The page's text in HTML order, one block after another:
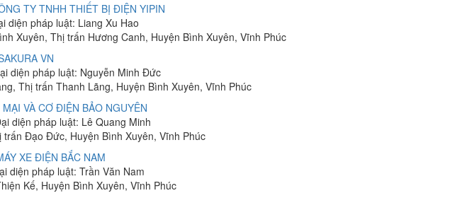
TY TNHH THIẾT BỊ ĐIỆN YIPIN
diện pháp luật: Liang Xu Hao
Xuyên, Thị trấn Hương Canh, Huyện Bình Xuyên, Vĩnh Phúc
VN
diện pháp luật: Nguyễn Minh Đức
Thị trấn Thanh Lãng, Huyện Bình Xuyên, Vĩnh Phúc
VÀ CƠ ĐIỆN BẢO NGUYÊN
diện pháp luật: Lê Quang Minh
Đạo Đức, Huyện Bình Xuyên, Vĩnh Phúc
XE ĐIỆN BẮC NAM
diện pháp luật: Trần Văn Nam
Kế, Huyện Bình Xuyên, Vĩnh Phúc